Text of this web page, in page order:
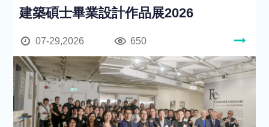
建築碩士畢業設計作品展2026
07-29,2026 650